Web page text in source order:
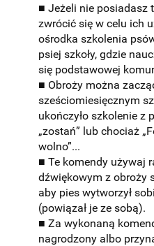
■ Jeżeli nie posiadasz
zwrócić się w celu ich
ośrodka szkolenia
psiej szkoły, gdzie
się podstawowej
■ Obroży można
sześciomiesięcznym
ukończyło szkolenie z
„zostań” lub chociaż
wolno”...
■ Te komendy używaj
dźwiękowym z obroży
aby pies wytworzył
(powiązał je ze sobą).
■ Za wykonaną
nagrodzony albo